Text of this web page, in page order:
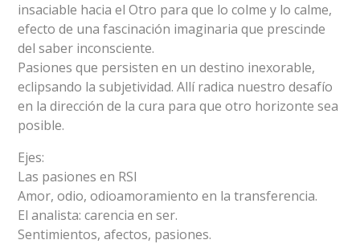
insaciable hacia el Otro para que lo colme y lo calme,
efecto de una fascinación imaginaria que prescinde
del saber inconsciente.
Pasiones que persisten en un destino inexorable,
eclipsando la subjetividad. Allí radica nuestro desafío
en la dirección de la cura para que otro horizonte sea
posible.
Ejes:
Las pasiones en RSI
Amor, odio, odioamoramiento en la transferencia.
El analista: carencia en ser.
Sentimientos, afectos, pasiones.